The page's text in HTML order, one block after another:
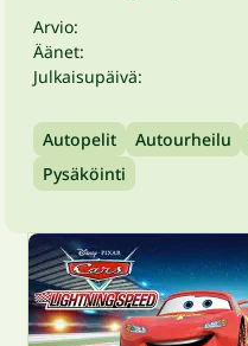
Arvio:
Äänet:
Julkaisupäivä:
Autopelit Autourheilu
Pysäköinti